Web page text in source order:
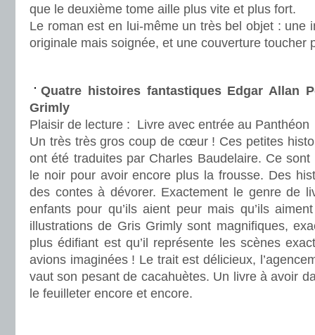
que le deuxième tome aille plus vite et plus fort.
Le roman est en lui-même un très bel objet : une
originale mais soignée, et une couverture toucher
Quatre histoires fantastiques Edgar Allan
Grimly
Plaisir de lecture : Livre avec entrée au Panthéon
Un très très gros coup de cœur ! Ces petites
ont été traduites par Charles Baudelaire. Ce
le noir pour avoir encore plus la frousse. Des
des contes à dévorer. Exactement le genre de
enfants pour qu’ils aient peur mais qu’ils
illustrations de Gris Grimly sont magnifiques,
plus édifiant est qu’il représente les scènes
avions imaginées ! Le trait est délicieux,
vaut son pesant de cacahuètes. Un livre à avoir
le feuilleter encore et encore.